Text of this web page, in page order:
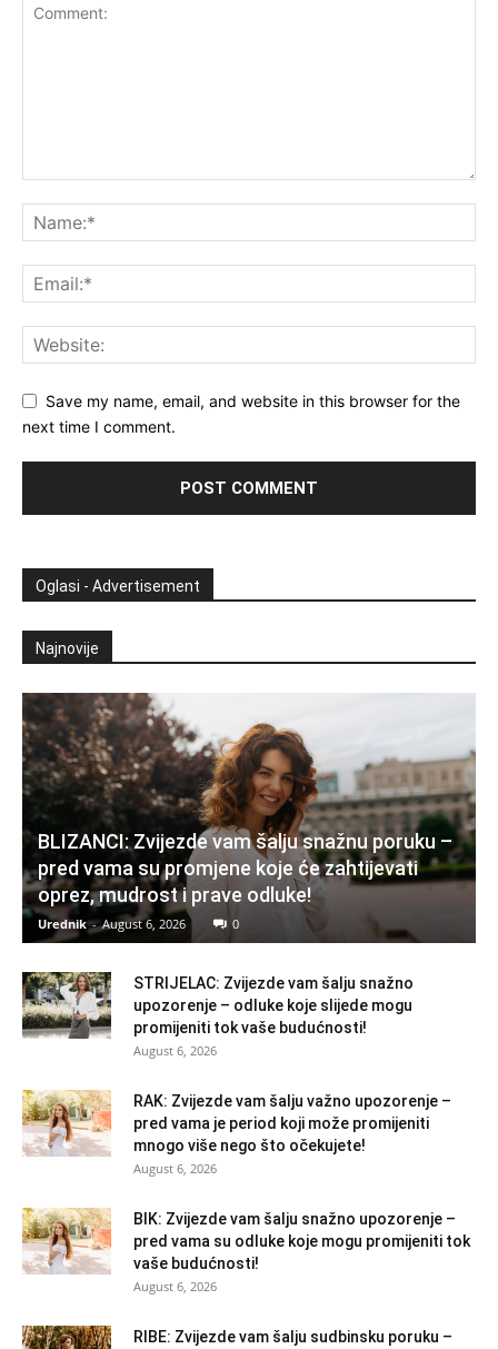
Save my name, email, and website in this browser for the
next time I comment.
Oglasi - Advertisement
Najnovije
BLIZANCI: Zvijezde vam šalju snažnu poruku –
pred vama su promjene koje će zahtijevati
oprez, mudrost i prave odluke!
Urednik - August 6, 2026 0
STRIJELAC: Zvijezde vam šalju snažno
upozorenje – odluke koje slijede mogu
promijeniti tok vaše budućnosti!
August 6, 2026
RAK: Zvijezde vam šalju važno upozorenje –
pred vama je period koji može promijeniti
mnogo više nego što očekujete!
August 6, 2026
BIK: Zvijezde vam šalju snažno upozorenje –
pred vama su odluke koje mogu promijeniti tok
vaše budućnosti!
August 6, 2026
RIBE: Zvijezde vam šalju sudbinsku poruku –